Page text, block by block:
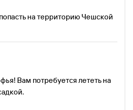
на территорию Чешской
Вам потребуется лететь на